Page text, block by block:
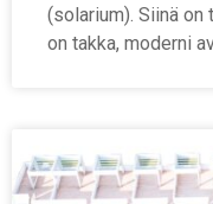
(solarium). Siinä on
on takka, moderni